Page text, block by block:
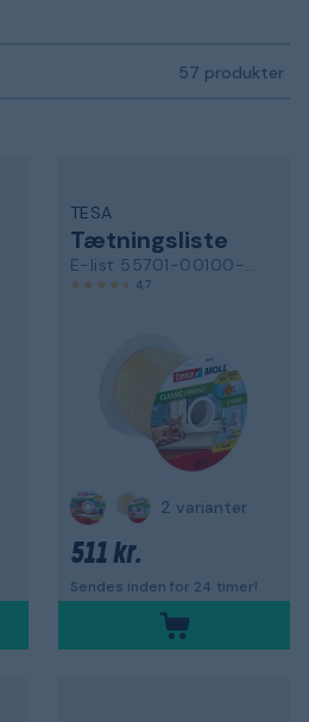
57 produkter
TESA
Tætningsliste
E-list 55701-00100-00
4,7
2 varianter
511 kr.
Sendes inden for 24 timer!